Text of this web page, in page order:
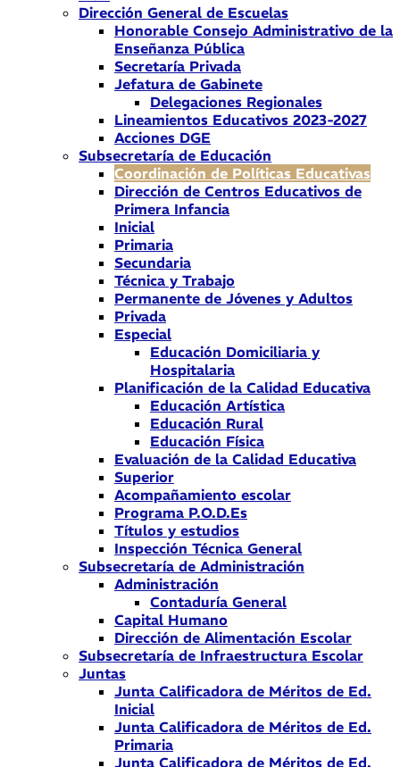
Dirección General de Escuelas
Honorable Consejo Administrativo de la
Enseñanza Pública
Secretaría Privada
Jefatura de Gabinete
Delegaciones Regionales
Lineamientos Educativos 2023-2027
Acciones DGE
Subsecretaría de Educación
Coordinación de Políticas Educativas
Dirección de Centros Educativos de
Primera Infancia
Inicial
Primaria
Secundaria
Técnica y Trabajo
Permanente de Jóvenes y Adultos
Privada
Especial
Educación Domiciliaria y
Hospitalaria
Planificación de la Calidad Educativa
Educación Artística
Educación Rural
Educación Física
Evaluación de la Calidad Educativa
Superior
Acompañamiento escolar
Programa P.O.D.Es
Títulos y estudios
Inspección Técnica General
Subsecretaría de Administración
Administración
Contaduría General
Capital Humano
Dirección de Alimentación Escolar
Subsecretaría de Infraestructura Escolar
Juntas
Junta Calificadora de Méritos de Ed.
Inicial
Junta Calificadora de Méritos de Ed.
Primaria
Junta Calificadora de Méritos de Ed.